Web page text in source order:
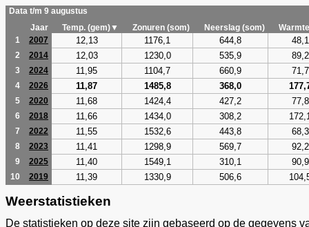
Data t/m 9 augustus
Jaar
Temp. (gem)▼ Zonuren (som) Neerslag (som)
1
2007 12,13 1176,1 644,8 48,1
2 2014 12,03 1230,0 535,9 89,2
3 2024 11,95 1104,7 660,9 71,7
4 2026 11,87 1485,8 368,0
5 2020 11,68 1424,4 427,2 77,8
6 2018 11,66 1434,0 308,2
7 2022 11,55 1532,6 443,8 68,3
8 2023 11,41 1298,9 569,7 92,2
9 2025 11,40 1549,1 310,1 90,9
10 2019 11,39 1330,9 506,6
Weerstatistieken
De statistieken op deze site zijn gebaseerd op de gegevens